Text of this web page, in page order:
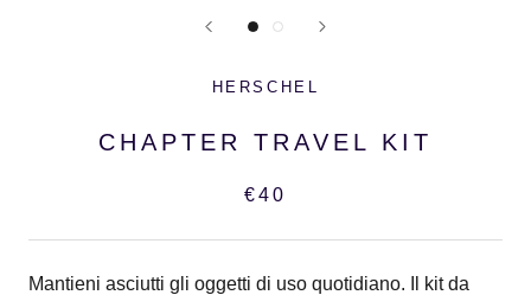
HERSCHEL
CHAPTER TRAVEL KIT
€40
Mantieni asciutti gli oggetti di uso quotidiano. Il kit da